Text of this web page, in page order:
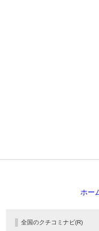
ホー
全国のクチコミナビ(R)